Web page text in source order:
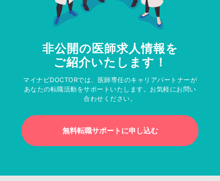
非公開の医師求人情報を
ご紹介いたします！
マイナビDOCTORでは、医師専任のキャリアパートナーが
あなたの転職活動をサポートいたします。お気軽にお問い
合わせください。
無料転職サポートに申し込む